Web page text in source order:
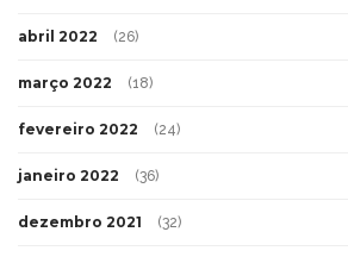
abril 2022 (26)
março 2022 (18)
fevereiro 2022 (24)
janeiro 2022 (36)
dezembro 2021 (32)